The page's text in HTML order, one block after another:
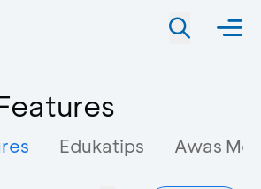
Edukatips Awas